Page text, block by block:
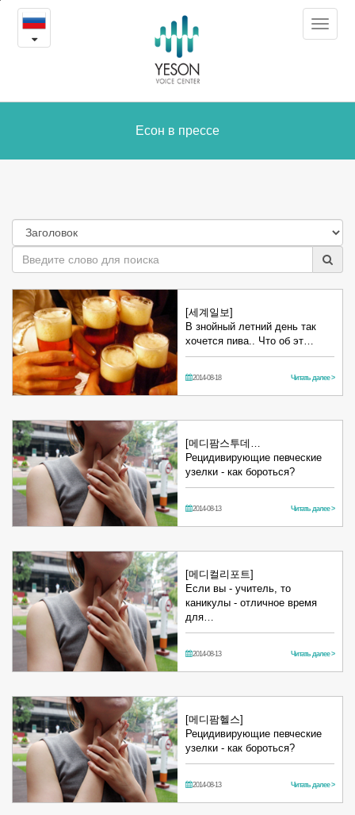
Есон
Toggle
Есон в прессе
[세계일보]
В знойный летний день так
хочется пива.. Что об эт…
2014-08-18 Читать далее >
[메디팜스투데…
Рецидивирующие певческие
узелки - как бороться?
2014-08-13 Читать далее >
[메디컬리포트]
Если вы - учитель, то
каникулы - отличное время
для…
2014-08-13 Читать далее >
[메디팜헬스]
Рецидивирующие певческие
узелки - как бороться?
2014-08-13 Читать далее >